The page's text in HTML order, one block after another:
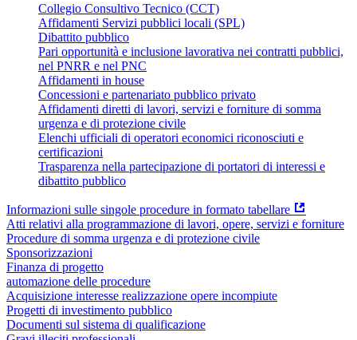
Collegio Consultivo Tecnico (CCT)
Affidamenti Servizi pubblici locali (SPL)
Dibattito pubblico
Pari opportunità e inclusione lavorativa nei contratti pubblici,
nel PNRR e nel PNC
Affidamenti in house
Concessioni e partenariato pubblico privato
Affidamenti diretti di lavori, servizi e forniture di somma
urgenza e di protezione civile
Elenchi ufficiali di operatori economici riconosciuti e
certificazioni
Trasparenza nella partecipazione di portatori di interessi e
dibattito pubblico
Informazioni sulle singole procedure in formato tabellare
Atti relativi alla programmazione di lavori, opere, servizi e forniture
Procedure di somma urgenza e di protezione civile
Sponsorizzazioni
Finanza di progetto
automazione delle procedure
Acquisizione interesse realizzazione opere incompiute
Progetti di investimento pubblico
Documenti sul sistema di qualificazione